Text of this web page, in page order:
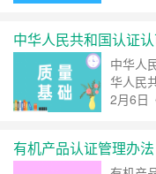
界定
中华人民共和国认证
中华人
华人民
2月6日
……继
有机产品认证管理办法